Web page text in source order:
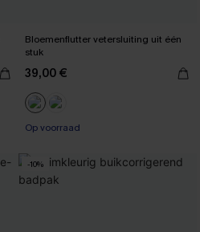
Bloemenflutter vetersluiting uit één
stuk
39,00 €
【AG18】2 met 10% korting
【AG18】2 met 10% korting
-10%